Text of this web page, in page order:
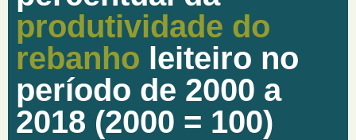
produtividade do
rebanho leiteiro no
período de 2000 a
2018 (2000 = 100)